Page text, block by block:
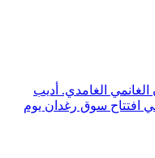
الغانمي الغامدي. أديب
افتتاح سوق رغدان يوم